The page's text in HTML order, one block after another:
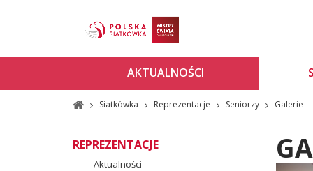
AKTUALNOŚCI
Siatkówka Reprezentacje Seniorzy Galerie
REPREZENTACJE
Aktualności